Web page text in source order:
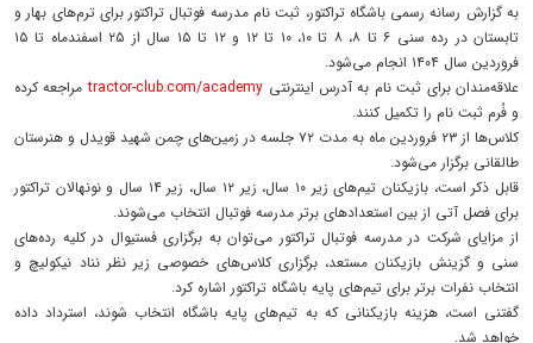
به گزارش رسانه رسمی باشگاه تراکتور، ثبت نام مدرسه فوتبال تراکتور برای ترم‌‌های بهار و
تابستان در رده سنی ۶ تا ۸، ۸ تا ۱۰، ۱۰ تا ۱۲ و ۱۲ تا ۱۵ سال از ۲۵ اسفندماه تا ۱۵
فروردین سال ۱۴۰۴ انجام می‌شود.
علاقه‌مندان برای ثبت نام به آدرس اینترنتی tractor-club.com/academy
مراجعه کرده
و فُرم ثبت نام را تکمیل کنند.
کلاس‌ها از ۲۳ فروردین ماه به مدت ۷۲ جلسه در زمین‌های چمن شهید قویدل و هنرستان
طالقانی برگزار می‌شود.
قابل ذکر است، بازیکنان تیم‌های زیر ۱۰ سال، زیر ۱۲ سال، زیر ۱۴ سال و نونهالان تراکتور
برای فصل آتی از بین استعدادهای برتر مدرسه فوتبال انتخاب می‌شوند.
از مزایای شرکت در مدرسه فوتبال تراکتور می‌توان به برگزاری فستیوال در کلیه رده‌های
سنی و گزینش بازیکنان مستعد، برگزاری کلاس‌های خصوصی زیر نظر نناد نیکولیچ و
انتخاب نفرات برتر برای تیم‌های پایه باشگاه تراکتور اشاره کرد.
گفتنی است، هزینه بازیکنانی که به تیم‌های پایه باشگاه انتخاب شوند، استرداد داده
خواهد شد.